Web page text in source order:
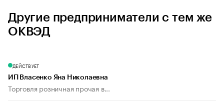
Другие предприниматели с тем же
ОКВЭД
ДЕЙСТВУЕТ
ИП Власенко Яна Николаевна
Торговля розничная прочая в...